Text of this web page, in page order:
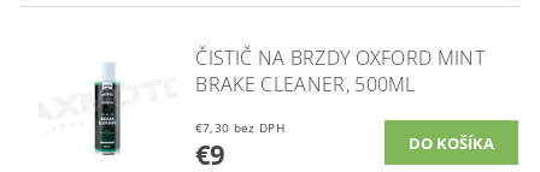
ČISTIČ NA BRZDY OXFORD MINT
BRAKE CLEANER, 500ML
€7,30 bez DPH
€9